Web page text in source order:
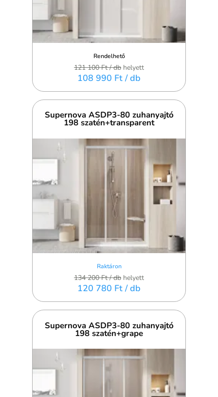
Rendelhető
121 100 Ft/ db helyett
108 990 Ft / db
Supernova ASDP3-80 zuhanyajtó
198 szatén+transparent
Raktáron
134 200 Ft/ db helyett
120 780 Ft / db
Supernova ASDP3-80 zuhanyajtó
198 szatén+grape